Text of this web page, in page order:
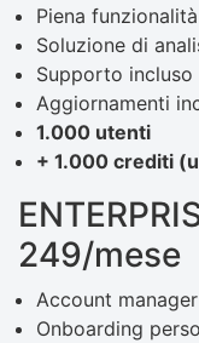
Piena funzionalità
Soluzione di
Supporto incluso
Aggiornamenti
1.000 utenti
+ 1.000 crediti
249/mese
Account
Onboarding